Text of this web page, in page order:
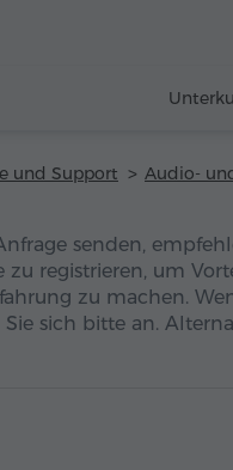
und Support Audio-
senden,
zu registrieren, um
zu machen.
sich bitte an.